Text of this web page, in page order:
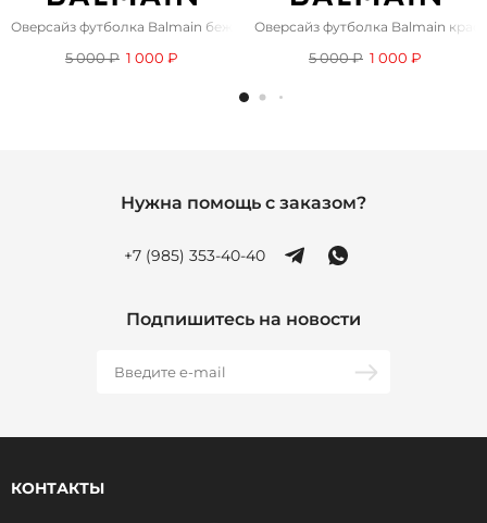
Оверсайз футболка Balmain бежевого цвета
5 000 ₽ 1 000 ₽
Оверсайз футболка Balmain
5 000 ₽ 1 000 ₽
Нужна помощь с заказом?
+7 (985) 353-40-40
Подпишитесь на новости
КОНТАКТЫ